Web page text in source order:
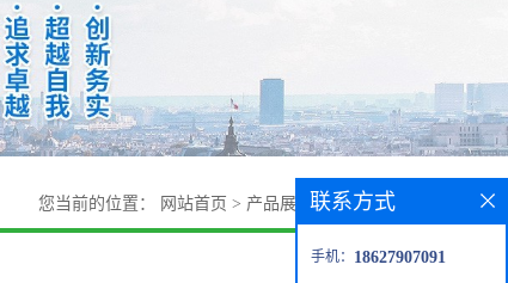
您当前的位置： 网站首页 > 产品展厅>2,3-二氟苯腈
联系方式
手机： 18627907091